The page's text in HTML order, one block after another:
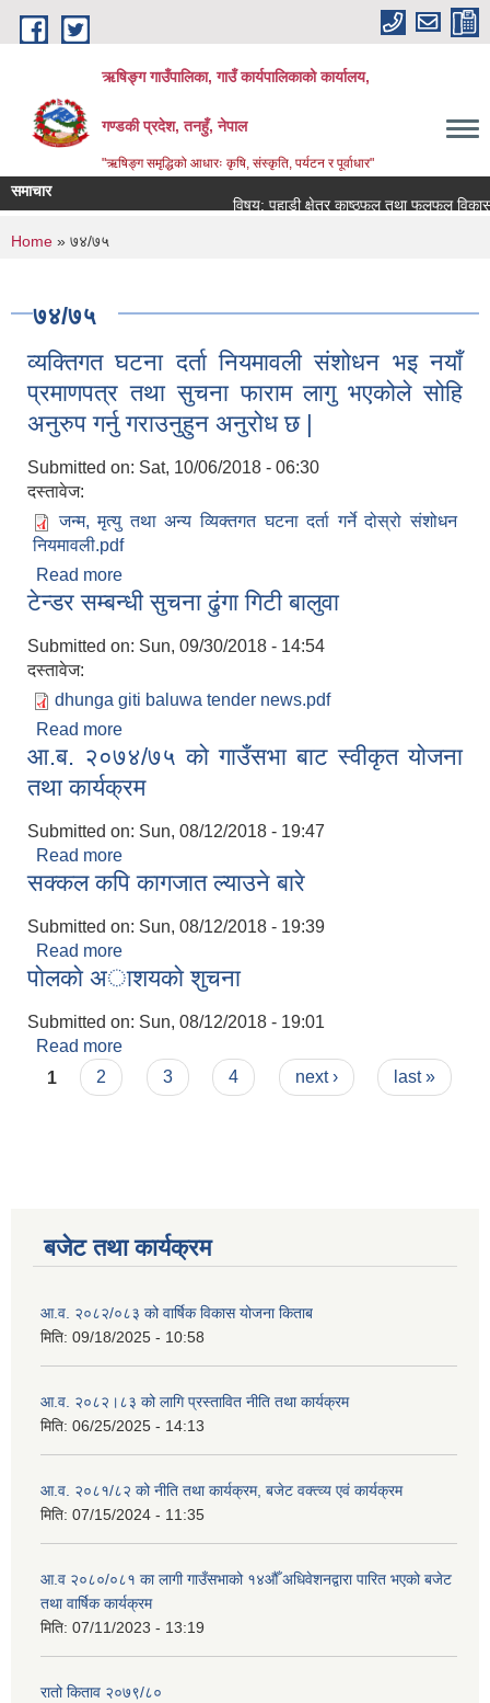
Skip to main content
ऋषिङ्ग गाउँपालिका, गाउँ कार्यपालिकाको कार्यालय,
गण्डकी प्रदेश, तनहुँ, नेपाल
"ऋषिङ्ग समृद्धिको आधारः कृषि, संस्कृति, पर्यटन र पूर्वाधार"
समाचार
विषय: पहाडी क्षेत्र काष्ठफल तथा फलफूल
You are here
Home » ७४/७५
७४/७५
व्यक्तिगत घटना दर्ता नियमावली संशोधन भइ नयाँ
प्रमाणपत्र तथा सुचना फाराम लागु भएकोले सोहि
अनुरुप गर्नु गराउनुहुन अनुरोध छ |
Submitted on: Sat, 10/06/2018 - 06:30
दस्तावेज:
जन्म, मृत्यु तथा अन्य व्यिक्तगत घटना दर्ता गर्ने दोस्रो संशोधन
नियमावली.pdf
Read more
प्रमाणपत्र तथा सुचना फाराम लागु भएकोले सोहि अनुरुप गर्नु
गराउनुहुन अनुरोध छ |
टेन्डर सम्बन्धी सुचना ढुंगा गिटी बालुवा
Submitted on: Sun, 09/30/2018 - 14:54
दस्तावेज:
dhunga giti baluwa tender news.pdf
Read more
आ.ब. २०७४/७५ को गाउँसभा बाट स्वीकृत योजना
तथा कार्यक्रम
Submitted on: Sun, 08/12/2018 - 19:47
Read more
तथा कार्यक्रम
सक्कल कपि कागजात ल्याउने बारे
Submitted on: Sun, 08/12/2018 - 19:39
Read more
पाेलकाे अाशयकाे शुचना
Submitted on: Sun, 08/12/2018 - 19:01
Read more
Pages
1 2 3 4 next › last »
बजेट तथा कार्यक्रम
आ.व. २०८२/०८३ को वार्षिक विकास योजना किताब
मिति: 09/18/2025 - 10:58
आ.व. २०८२।८३ को लागि प्रस्तावित नीति तथा कार्यक्रम
मिति: 06/25/2025 - 14:13
आ.व. २०८१/८२ को नीति तथा कार्यक्रम, बजेट वक्त्व्य एवं कार्यक्रम
मिति: 07/15/2024 - 11:35
आ.व २०८०/०८१ का लागी गाउँसभाको १४औँ अधिवेशनद्वारा पारित भएको बजेट
तथा वार्षिक कार्यक्रम
मिति: 07/11/2023 - 13:19
रातो किताव २०७९/८०